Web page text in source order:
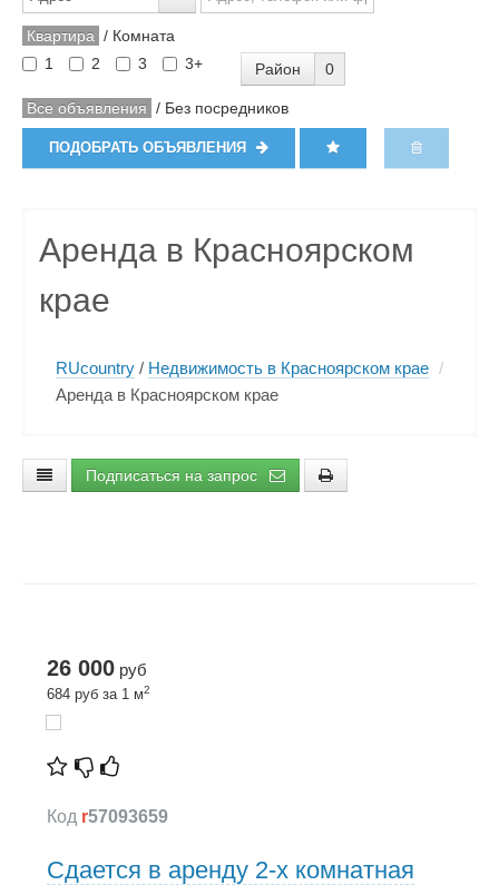
Квартира / Комната
1
2 3 3+ Район 0
Все объявления / Без посредников
ПОДОБРАТЬ ОБЪЯВЛЕНИЯ
Аренда в Красноярском
крае
RUcountry / Недвижимость в Красноярском крае /
Аренда в Красноярском крае
Подписаться на запрос
26 000 руб
684 руб за 1 м2
Код r57093659
Сдается в аренду 2-х комнатная